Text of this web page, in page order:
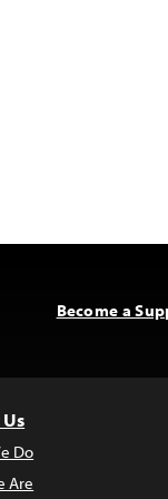
Become a
Do
Are